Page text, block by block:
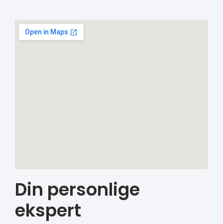
Din personlige
ekspert